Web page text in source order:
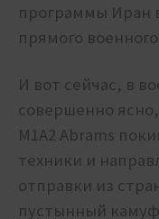
программы Иран
прямого
И вот сейчас, в
совершенно
M1A2 Abrams
техники и
отправки из
пустынный